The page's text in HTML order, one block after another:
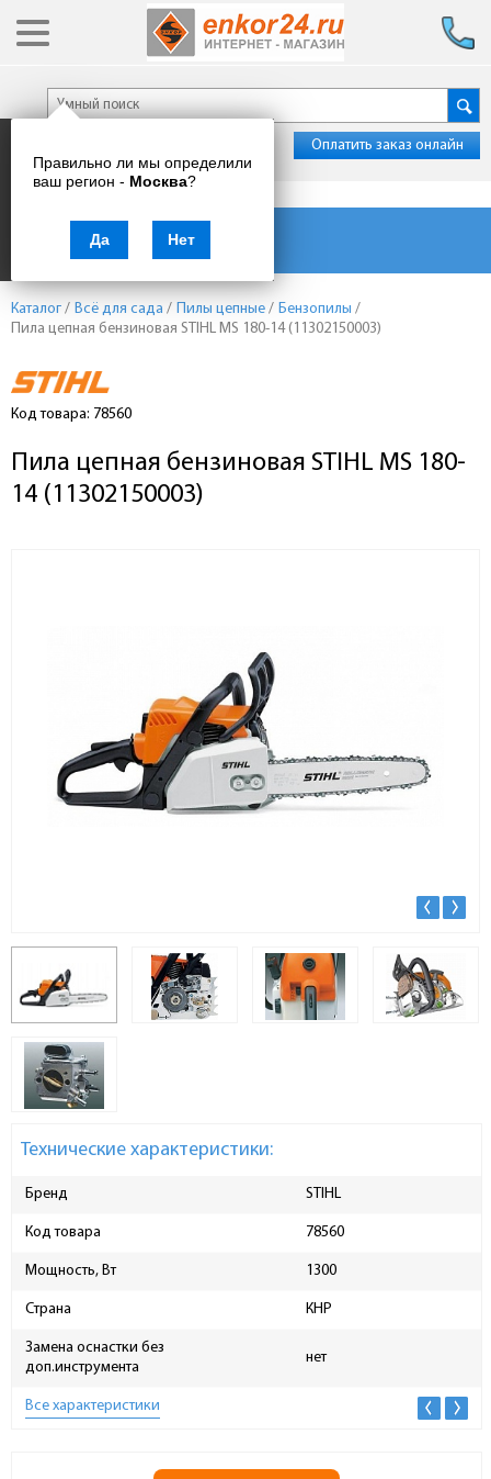
Правильно ли мы определили
ваш регион - Москва?
Да Нет
Оплатить заказ онлайн
Каталог товаров
Каталог / Всё для сада / Пилы цепные / Бензопилы /
Пила цепная бензиновая STIHL MS 180-14 (11302150003)
Код товара: 78560
Пила цепная бензиновая STIHL MS 180-
14 (11302150003)
Технические характеристики:
Бренд STIHL
Код товара 78560
Мощность, Вт 1300
Страна КНР
Замена оснастки без
доп.инструмента
нет
Все характеристики